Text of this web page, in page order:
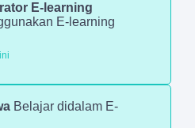
E-learning
E-learning
Belajar didalam E-